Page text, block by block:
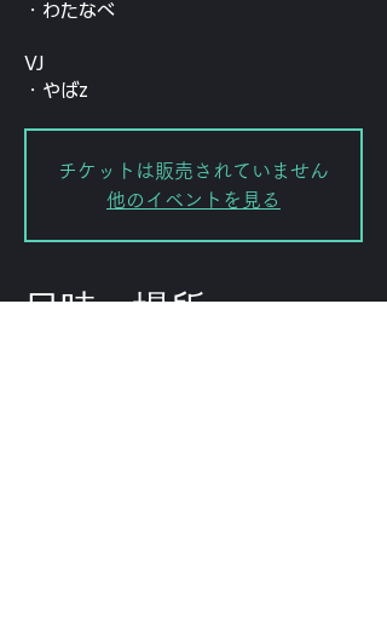
・わたなべ
VJ
・やばz
チケットは販売されていません
他のイベントを見る
日時・場所